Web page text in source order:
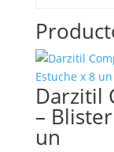
Darzitil
–
un